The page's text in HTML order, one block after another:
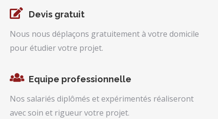
Devis gratuit
Nous nous déplaçons gratuitement à votre domicile
pour étudier votre projet.
Equipe professionnelle
Nos salariés diplômés et expérimentés réaliseront
avec soin et rigueur votre projet.